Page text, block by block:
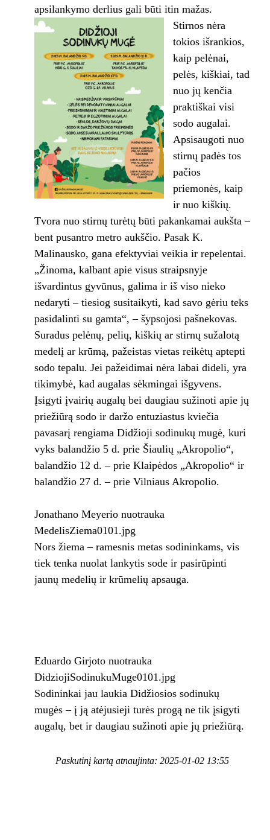
apsilankymo derlius gali būti itin mažas.
Stirnos nėra
tokios išrankios,
kaip pelėnai,
pelės, kiškiai, tad
nuo jų kenčia
praktiškai visi
sodo augalai.
Apsisaugoti nuo
stirnų padės tos
pačios
priemonės, kaip
ir nuo kiškių.
Tvora nuo stirnų turėtų būti pakankamai aukšta –
bent pusantro metro aukščio. Pasak K.
Malinausko, gana efektyviai veikia ir repelentai.
„Žinoma, kalbant apie visus straipsnyje
išvardintus gyvūnus, galima ir iš viso nieko
nedaryti – tiesiog susitaikyti, kad savo gėriu teks
pasidalinti su gamta“, – šypsojosi pašnekovas.
Suradus pelėnų, pelių, kiškių ar stirnų sužalotą
medelį ar krūmą, pažeistas vietas reikėtų aptepti
sodo tepalu. Jei pažeidimai nėra labai dideli, yra
tikimybė, kad augalas sėkmingai išgyvens.
Įsigyti įvairių augalų bei daugiau sužinoti apie jų
priežiūrą sodo ir daržo entuziastus kviečia
pavasarį rengiama Didžioji sodinukų mugė, kuri
vyks balandžio 5 d. prie Šiaulių „Akropolio“,
balandžio 12 d. – prie Klaipėdos „Akropolio“ ir
balandžio 27 d. – prie Vilniaus Akropolio.
Jonathano Meyerio nuotrauka
MedelisZiema0101.jpg
Nors žiema – ramesnis metas sodininkams, vis
tiek tenka nuolat lankytis sode ir pasirūpinti
jaunų medelių ir krūmelių apsauga.
Eduardo Girjoto nuotrauka
DidziojiSodinukuMuge0101.jpg
Sodininkai jau laukia Didžiosios sodinukų
mugės – į ją atėjusieji turės progą ne tik įsigyti
augalų, bet ir daugiau sužinoti apie jų priežiūrą.
Paskutinį kartą atnaujinta: 2025-01-02 13:55